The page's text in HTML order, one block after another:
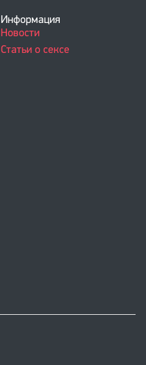
Информация
Новости
Статьи о сексе